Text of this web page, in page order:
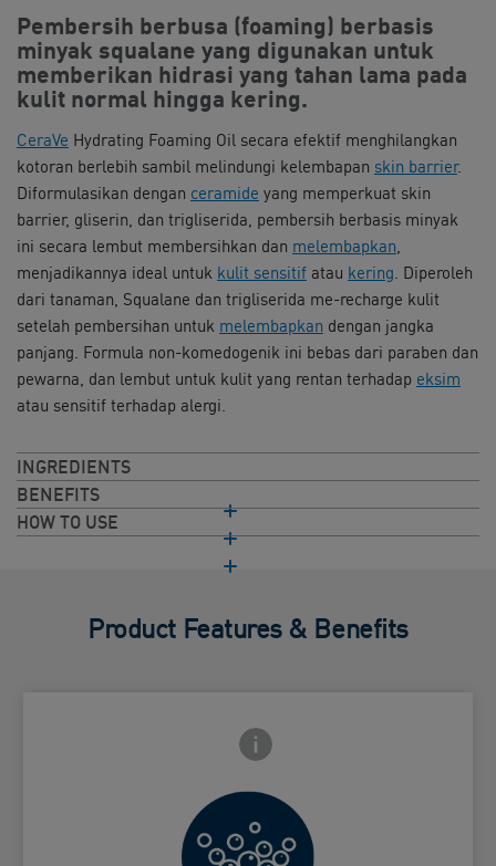
Pembersih berbusa (foaming) berbasis
minyak squalane yang digunakan untuk
memberikan hidrasi yang tahan lama pada
kulit normal hingga kering.
CeraVe Hydrating Foaming Oil secara efektif menghilangkan
kotoran berlebih sambil melindungi kelembapan skin barrier.
Diformulasikan dengan ceramide yang memperkuat skin
barrier, gliserin, dan trigliserida, pembersih berbasis minyak
ini secara lembut membersihkan dan melembapkan,
menjadikannya ideal untuk kulit sensitif atau kering. Diperoleh
dari tanaman, Squalane dan trigliserida me-recharge kulit
setelah pembersihan untuk melembapkan dengan jangka
panjang. Formula non-komedogenik ini bebas dari paraben dan
pewarna, dan lembut untuk kulit yang rentan terhadap eksim
atau sensitif terhadap alergi.
INGREDIENTS
BENEFITS
HOW TO USE
Product Features & Benefits
Frontside Info icon